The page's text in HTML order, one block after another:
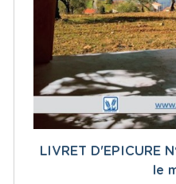
LIVRET D'EPICURE
le